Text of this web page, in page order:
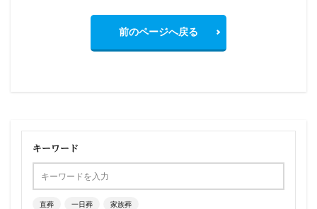
前のページへ戻る
キーワード
直葬 一日葬 家族葬